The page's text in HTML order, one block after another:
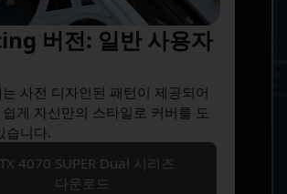
버전: 일반 사용자
사전 디자인된 패턴이 제공되어
게 자신만의 스타일로 커버를 도
습니다.
4070 SUPER Dual 시리즈
다운로드